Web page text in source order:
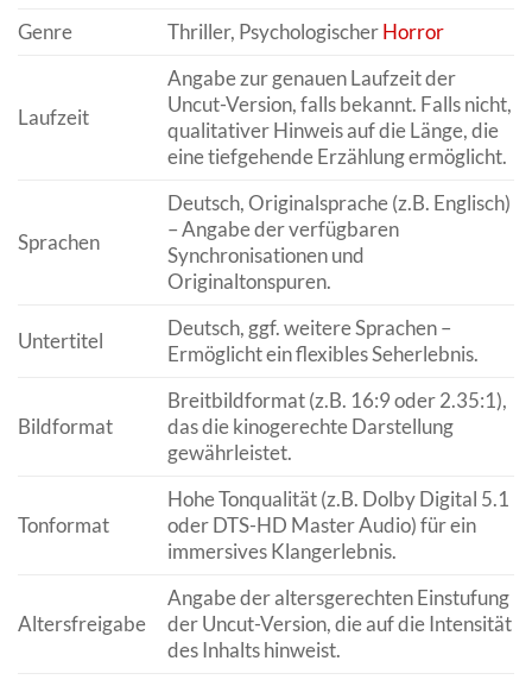
Genre
Thriller, PsychologischerHorror
Laufzeit
Angabe zur genauen Laufzeit der
Uncut-Version, falls bekannt. Falls nicht,
qualitativer Hinweis auf die Länge, die
eine tiefgehende Erzählung ermöglicht.
Sprachen
Deutsch, Originalsprache (z.B. Englisch)
– Angabe der verfügbaren
Synchronisationen und
Originaltonspuren.
Untertitel
Deutsch, ggf. weitere Sprachen –
Ermöglicht ein flexibles Seherlebnis.
Bildformat
Breitbildformat (z.B. 16:9 oder 2.35:1),
das die kinogerechte Darstellung
gewährleistet.
Tonformat
Hohe Tonqualität (z.B. Dolby Digital 5.1
oder DTS-HD Master Audio) für ein
immersives Klangerlebnis.
Altersfreigabe
Angabe der altersgerechten Einstufung
der Uncut-Version, die auf die Intensität
des Inhalts hinweist.